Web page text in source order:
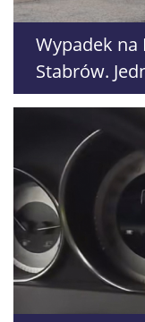
Wypadek na
Stabrów.